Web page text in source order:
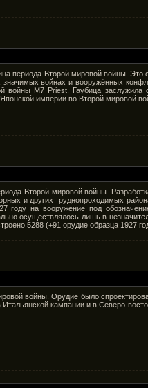
периода Второй мировой войны. Это
войнах и вооружённых
войны M7 Priest. Гаубица
империи во Второй мировой
Второй мировой войны.
и других труднопроходимых
году на вооружение под
осуществлялось лишь в
5288 (+91 орудие образца 1927
войны. Орудие было
кампании и в Северо-